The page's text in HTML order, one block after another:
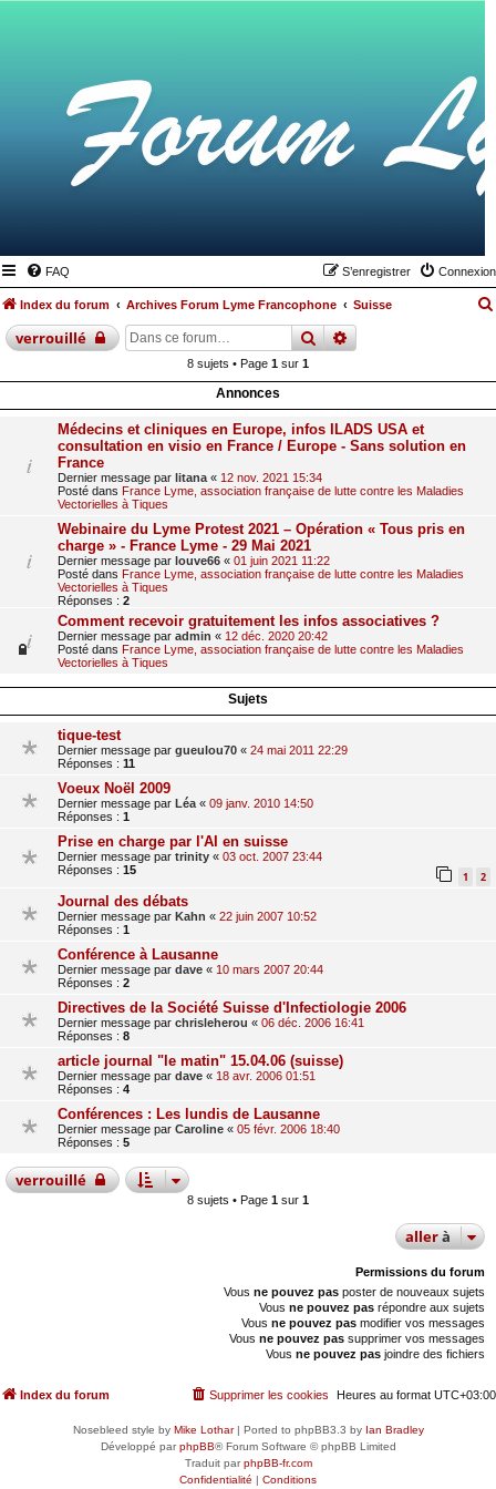
FAQ Connexion
S’enregistrer
Index du forum Archives Forum Lyme Francophone Suisse
verrouillé rechercher
recherche
8 sujets • Page 1 sur 1
Annonces
Médecins et cliniques en Europe, infos ILADS USA et
consultation en visio en France / Europe - Sans solution en
France
Dernier message par litana « 12 nov. 2021 15:34
Posté dans France Lyme, association française de lutte contre les Maladies
Vectorielles à Tiques
Webinaire du Lyme Protest 2021 – Opération « Tous pris en
charge » - France Lyme - 29 Mai 2021
Dernier message par louve66 « 01 juin 2021 11:22
Posté dans France Lyme, association française de lutte contre les Maladies
Vectorielles à Tiques
Réponses : 2
Comment recevoir gratuitement les infos associatives ?
Dernier message par admin « 12 déc. 2020 20:42
Posté dans France Lyme, association française de lutte contre les Maladies
Vectorielles à Tiques
Sujets
tique-test
Dernier message par gueulou70 « 24 mai 2011 22:29
Réponses : 11
Voeux Noël 2009
Dernier message par Léa « 09 janv. 2010 14:50
Réponses : 1
Prise en charge par l'AI en suisse
Dernier message par trinity « 03 oct. 2007 23:44
Réponses : 15 1 2
Journal des débats
Dernier message par Kahn « 22 juin 2007 10:52
Réponses : 1
Conférence à Lausanne
Dernier message par dave « 10 mars 2007 20:44
Réponses : 2
Directives de la Société Suisse d'Infectiologie 2006
Dernier message par chrisleherou « 06 déc. 2006 16:41
Réponses : 8
article journal "le matin" 15.04.06 (suisse)
Dernier message par dave « 18 avr. 2006 01:51
Réponses : 4
Conférences : Les lundis de Lausanne
Dernier message par Caroline « 05 févr. 2006 18:40
Réponses : 5
verrouillé
8 sujets • Page 1 sur 1
allerà
Permissions du forum
Vous ne pouvez pas poster de nouveaux sujets
Vous ne pouvez pas répondre aux sujets
Vous ne pouvez pas modifier vos messages
Vous ne pouvez pas supprimer vos messages
Vous ne pouvez pas joindre des fichiers
Index du forum Heures au format UTC+03:00
Supprimer les cookies
Nosebleed style by Mike Lothar| Ported to phpBB3.3 by Ian Bradley
Développé parphpBB® Forum Software © phpBB Limited
Traduit parphpBB-fr.com
Confidentialité | Conditions